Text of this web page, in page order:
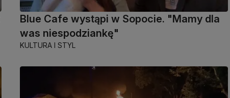
Blue Cafe wystąpi w Sopocie. "Mamy dla
was niespodziankę"
KULTURA I STYL